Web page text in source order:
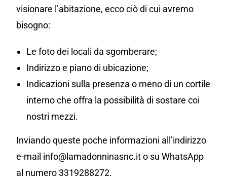
visionare l’abitazione, ecco ciò di cui avremo
bisogno:
Le foto dei locali da sgomberare;
Indirizzo e piano di ubicazione;
Indicazioni sulla presenza o meno di un cortile
interno che offra la possibilità di sostare coi
nostri mezzi.
Inviando queste poche informazioni all’indirizzo
e-mail info@lamadonninasnc.it o su WhatsApp
al numero 3319288272.